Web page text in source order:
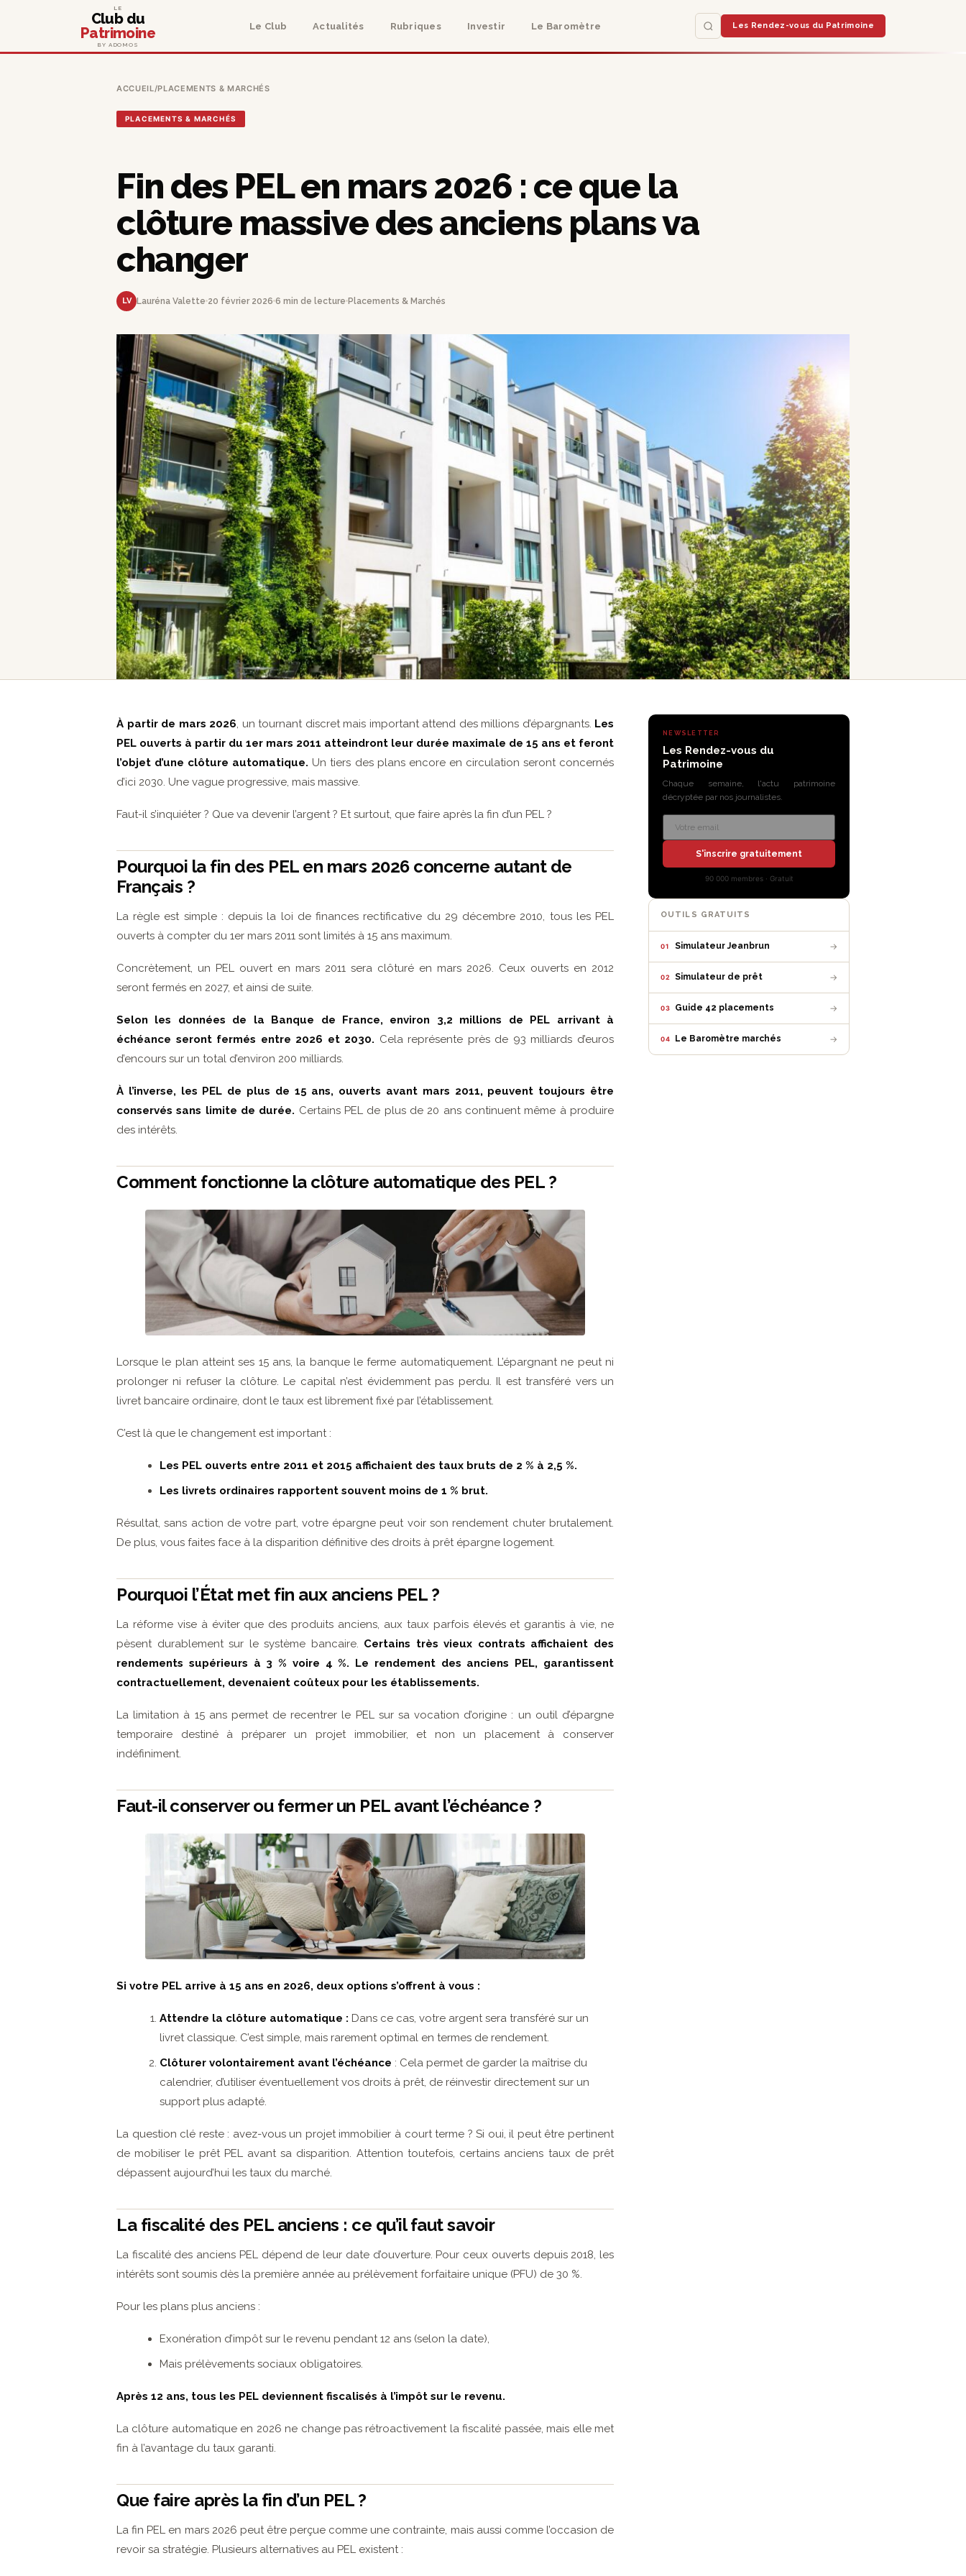
LE
Club du
Patrimoine
BY ADOMOS
Le Club Actualités Rubriques Investir Le Baromètre Les Rendez-vous du Patrimoine
ACCUEIL/PLACEMENTS & MARCHÉS
PLACEMENTS & MARCHÉS
Fin des PEL en mars 2026 : ce que la
clôture massive des anciens plans va
changer
LV Lauréna Valette 20 février 2026 6 min de lecture Placements & Marchés
À partir de mars 2026, un tournant discret mais important attend des millions d’épargnants. Les
PEL ouverts à partir du 1er mars 2011 atteindront leur durée maximale de 15 ans et feront
l’objet d’une clôture automatique. Un tiers des plans encore en circulation seront concernés
d’ici 2030. Une vague progressive, mais massive.
Faut-il s’inquiéter ? Que va devenir l’argent ? Et surtout, que faire après la fin d’un PEL ?
Pourquoi la fin des PEL en mars 2026 concerne autant de
Français ?
La règle est simple : depuis la loi de finances rectificative du 29 décembre 2010, tous les PEL
ouverts à compter du 1er mars 2011 sont limités à 15 ans maximum.
Concrètement, un PEL ouvert en mars 2011 sera clôturé en mars 2026. Ceux ouverts en 2012
seront fermés en 2027, et ainsi de suite.
Selon les données de la Banque de France, environ 3,2 millions de PEL arrivant à
échéance seront fermés entre 2026 et 2030. Cela représente près de 93 milliards d’euros
d’encours sur un total d’environ 200 milliards.
À l’inverse, les PEL de plus de 15 ans, ouverts avant mars 2011, peuvent toujours être
conservés sans limite de durée. Certains PEL de plus de 20 ans continuent même à produire
des intérêts.
Comment fonctionne la clôture automatique des PEL ?
Lorsque le plan atteint ses 15 ans, la banque le ferme automatiquement. L’épargnant ne peut ni
prolonger ni refuser la clôture. Le capital n’est évidemment pas perdu. Il est transféré vers un
livret bancaire ordinaire, dont le taux est librement fixé par l’établissement.
C’est là que le changement est important :
Les PEL ouverts entre 2011 et 2015 affichaient des taux bruts de 2 % à 2,5 %.
Les livrets ordinaires rapportent souvent moins de 1 % brut.
Résultat, sans action de votre part, votre épargne peut voir son rendement chuter brutalement.
De plus, vous faites face à la disparition définitive des droits à prêt épargne logement.
Pourquoi l’État met fin aux anciens PEL ?
La réforme vise à éviter que des produits anciens, aux taux parfois élevés et garantis à vie, ne
pèsent durablement sur le système bancaire. Certains très vieux contrats affichaient des
rendements supérieurs à 3 % voire 4 %. Le rendement des anciens PEL, garantissent
contractuellement, devenaient coûteux pour les établissements.
La limitation à 15 ans permet de recentrer le PEL sur sa vocation d’origine : un outil d’épargne
temporaire destiné à préparer un projet immobilier, et non un placement à conserver
indéfiniment.
Faut-il conserver ou fermer un PEL avant l’échéance ?
Si votre PEL arrive à 15 ans en 2026, deux options s’offrent à vous :
Attendre la clôture automatique : Dans ce cas, votre argent sera transféré sur un
livret classique. C’est simple, mais rarement optimal en termes de rendement.
Clôturer volontairement avant l’échéance : Cela permet de garder la maîtrise du
calendrier, d’utiliser éventuellement vos droits à prêt, de réinvestir directement sur un
support plus adapté.
La question clé reste : avez-vous un projet immobilier à court terme ? Si oui, il peut être pertinent
de mobiliser le prêt PEL avant sa disparition. Attention toutefois, certains anciens taux de prêt
dépassent aujourd’hui les taux du marché.
La fiscalité des PEL anciens : ce qu’il faut savoir
La fiscalité des anciens PEL dépend de leur date d’ouverture. Pour ceux ouverts depuis 2018, les
intérêts sont soumis dès la première année au prélèvement forfaitaire unique (PFU) de 30 %.
Pour les plans plus anciens :
Exonération d’impôt sur le revenu pendant 12 ans (selon la date),
Mais prélèvements sociaux obligatoires.
Après 12 ans, tous les PEL deviennent fiscalisés à l’impôt sur le revenu.
La clôture automatique en 2026 ne change pas rétroactivement la fiscalité passée, mais elle met
fin à l’avantage du taux garanti.
Que faire après la fin d’un PEL ?
La fin PEL en mars 2026 peut être perçue comme une contrainte, mais aussi comme l’occasion de
revoir sa stratégie. Plusieurs alternatives au PEL existent :
NEWSLETTER
Les Rendez-vous du
Patrimoine
Chaque semaine, l'actu patrimoine
décryptée par nos journalistes.
S'inscrire gratuitement
90 000 membres · Gratuit
OUTILS GRATUITS
01 Simulateur Jeanbrun →
02 Simulateur de prêt →
03 Guide 42 placements →
04 Le Baromètre marchés →